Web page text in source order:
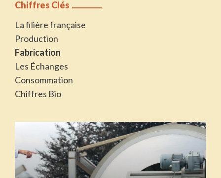
Chiffres Clés
La filière française
Production
Fabrication
Les Échanges
Consommation
Chiffres Bio